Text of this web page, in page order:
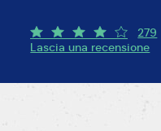
279
Lascia una recensione